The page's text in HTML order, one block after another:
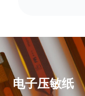
电子压敏纸